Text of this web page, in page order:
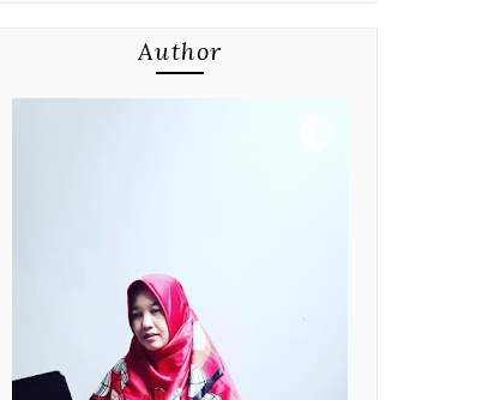
Author